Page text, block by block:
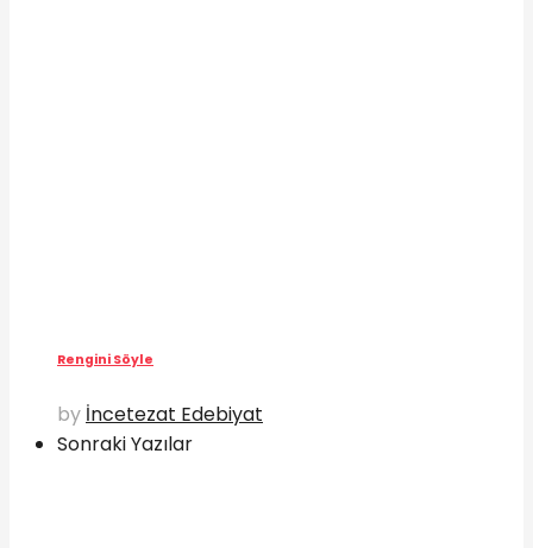
Rengini Söyle
by İncetezat Edebiyat
Sonraki Yazılar